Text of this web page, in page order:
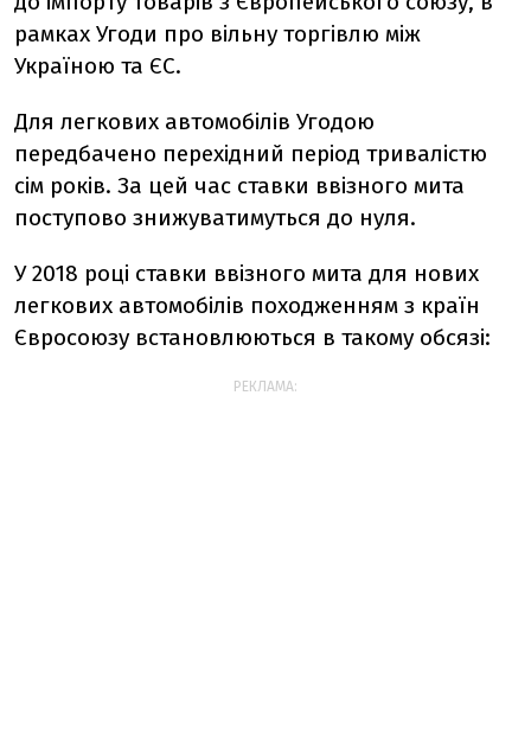
рамках Угоди про вільну торгівлю між
Україною та ЄС.
Для легкових автомобілів Угодою
передбачено перехідний період тривалістю
сім років. За цей час ставки ввізного мита
поступово знижуватимуться до нуля.
У 2018 році ставки ввізного мита для нових
легкових автомобілів походженням з країн
Євросоюзу встановлюються в такому обсязі:
РЕКЛАМА: